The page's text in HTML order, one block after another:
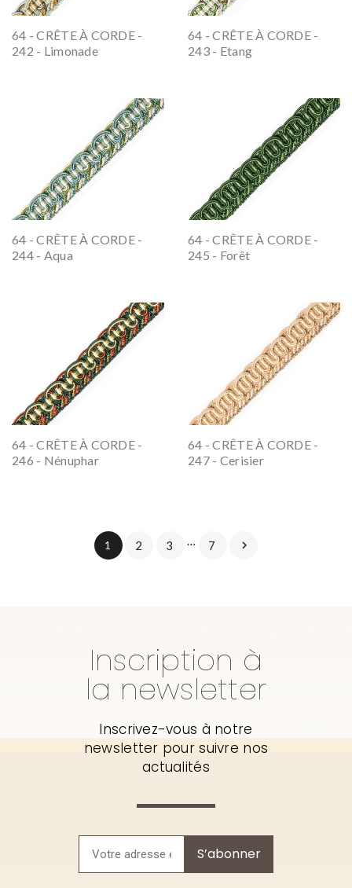
64 - CRÊTE À CORDE -
242 - Limonade
64 - CRÊTE À CORDE -
243 - Etang
64 - CRÊTE À CORDE -
244 - Aqua
64 - CRÊTE À CORDE -
245 - Forêt
64 - CRÊTE À CORDE -
246 - Nénuphar
64 - CRÊTE À CORDE -
247 - Cerisier
1 2 3 7 
Inscription à
la newsletter
Inscrivez-vous à notre
newsletter pour suivre nos
actualités
S’abonner